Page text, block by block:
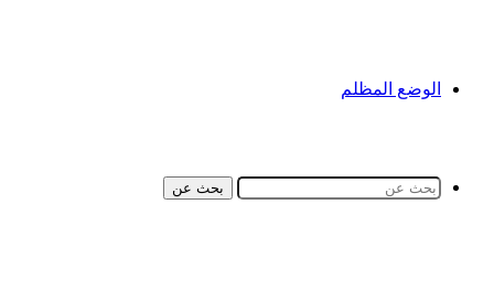
الوضع المظلم
بحث عن